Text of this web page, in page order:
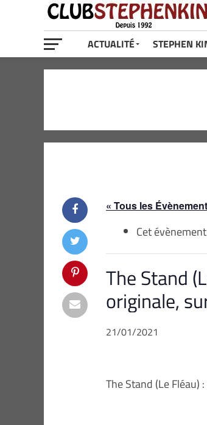
ACTUALITÉ STEPHEN
« Tous les
Cet
The Stand
originale,
21/01/2021
The Stand (Le Fléau)